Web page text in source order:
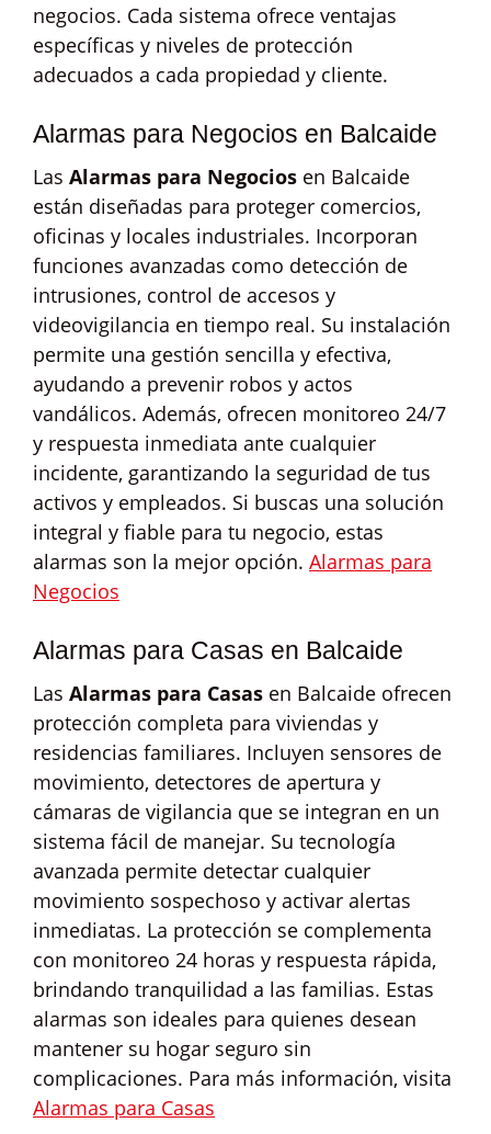
negocios. Cada sistema ofrece ventajas
específicas y niveles de protección
adecuados a cada propiedad y cliente.
Alarmas para Negocios en Balcaide
Las Alarmas para Negocios en Balcaide
están diseñadas para proteger comercios,
oficinas y locales industriales. Incorporan
funciones avanzadas como detección de
intrusiones, control de accesos y
videovigilancia en tiempo real. Su instalación
permite una gestión sencilla y efectiva,
ayudando a prevenir robos y actos
vandálicos. Además, ofrecen monitoreo 24/7
y respuesta inmediata ante cualquier
incidente, garantizando la seguridad de tus
activos y empleados. Si buscas una solución
integral y fiable para tu negocio, estas
alarmas son la mejor opción. Alarmas para
Negocios
Alarmas para Casas en Balcaide
Las Alarmas para Casas en Balcaide ofrecen
protección completa para viviendas y
residencias familiares. Incluyen sensores de
movimiento, detectores de apertura y
cámaras de vigilancia que se integran en un
sistema fácil de manejar. Su tecnología
avanzada permite detectar cualquier
movimiento sospechoso y activar alertas
inmediatas. La protección se complementa
con monitoreo 24 horas y respuesta rápida,
brindando tranquilidad a las familias. Estas
alarmas son ideales para quienes desean
mantener su hogar seguro sin
complicaciones. Para más información, visita
Alarmas para Casas